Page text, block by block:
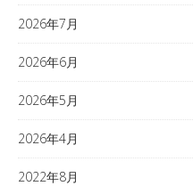
2026年7月
2026年6月
2026年5月
2026年4月
2022年8月